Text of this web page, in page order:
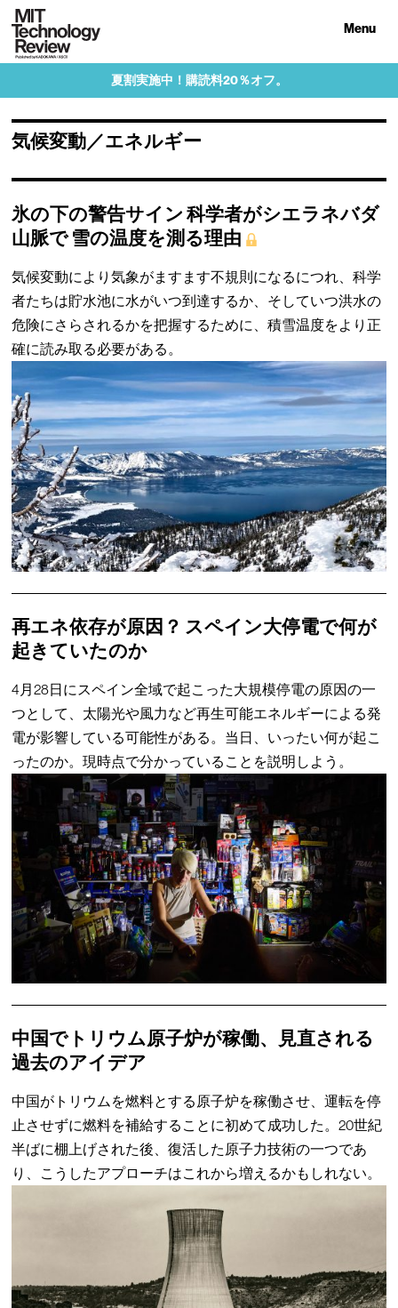
Menu
夏割実施中！購読料20％オフ。
気候変動／エネルギー
氷の下の警告サイン 科学者がシエラネバダ
山脈で 雪の温度を測る理由
気候変動により気象がますます不規則になるにつれ、科学
者たちは貯水池に水がいつ到達するか、そしていつ洪水の
危険にさらされるかを把握するために、積雪温度をより正
確に読み取る必要がある。
再エネ依存が原因？ スペイン大停電で何が
起きていたのか
4月28日にスペイン全域で起こった大規模停電の原因の一
つとして、太陽光や風力など再生可能エネルギーによる発
電が影響している可能性がある。当日、いったい何が起こ
ったのか。現時点で分かっていることを説明しよう。
中国でトリウム原子炉が稼働、見直される
過去のアイデア
中国がトリウムを燃料とする原子炉を稼働させ、運転を停
止させずに燃料を補給することに初めて成功した。20世紀
半ばに棚上げされた後、復活した原子力技術の一つであ
り、こうしたアプローチはこれから増えるかもしれない。